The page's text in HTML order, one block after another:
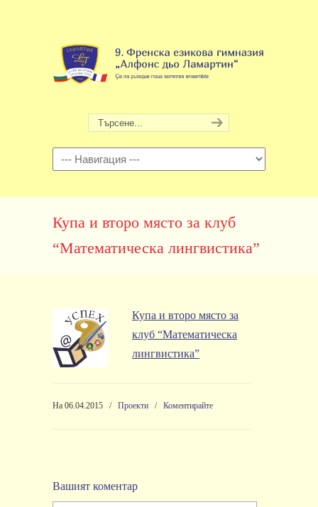
Навигация
Купа и второ място за клуб
“Математическа лингвистика”
Купа и второ място за
клуб “Математическа
лингвистика”
На 06.04.2015 / Проекти / Коментирайте
Вашият коментар